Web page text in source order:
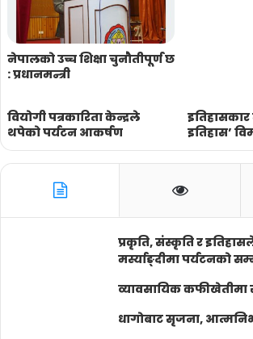
नेपालको उच्च शिक्षा चुनौतीपूर्ण छ
: प्रधानमन्त्री
वियोगी पत्रकारिता केन्द्रले
थपेको पर्यटन आकर्षण
इतिहास’
प्रकृति, संस्कृति र
मर्स्याङ्दीमा पर्यटनको
व्यावसायिक कफीखेतीमा
धागोबाट सृजना,